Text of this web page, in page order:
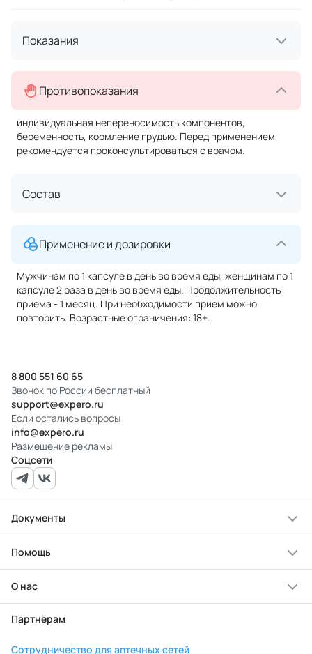
Показания
Противопоказания
индивидуальная непереносимость компонентов,
беременность, кормление грудью. Перед применением
рекомендуется проконсультироваться с врачом.
Состав
Применение и дозировки
Мужчинам по 1 капсуле в день во время еды, женщинам по 1
капсуле 2 раза в день во время еды. Продолжительность
приема - 1 месяц. При необходимости прием можно
повторить. Возрастные ограничения: 18+.
8 800 551 60 65
Звонок по России бесплатный
support@expero.ru
Если остались вопросы
info@expero.ru
Размещение рекламы
Соцсети
Документы
Помощь
О нас
Партнёрам
Сотрудничество для аптечных сетей